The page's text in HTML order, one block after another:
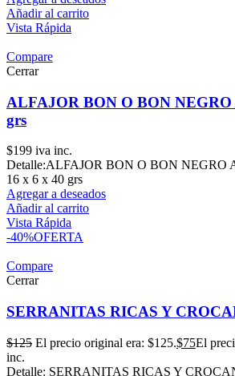
Añadir al carrito
Vista Rápida
Compare
Cerrar
ALFAJOR BON O BON NEGRO
grs
$199 iva inc.
Detalle:ALFAJOR BON O BON NEGRO
16 x 6 x 40 grs
Agregar a deseados
Añadir al carrito
Vista Rápida
-40%OFERTA
Compare
Cerrar
SERRANITAS RICAS Y
$125 El precio original era: $125.$75El
inc.
Detalle: SERRANITAS RICAS Y